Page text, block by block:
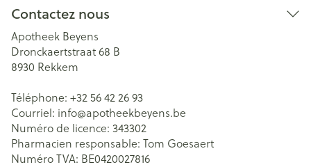
Contactez nous
Apotheek Beyens
Dronckaertstraat 68 B
8930 Rekkem
Téléphone: +32 56 42 26 93
Courriel: info@apotheekbeyens.be
Numéro de licence: 343302
Pharmacien responsable: Tom Goesaert
Numéro TVA: BE0420027816